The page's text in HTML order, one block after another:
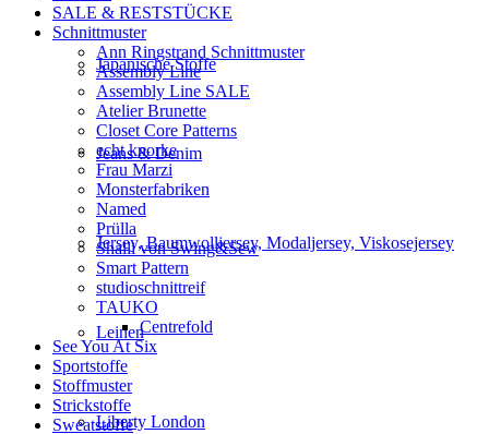
Japanische Stoffe
Jeans & Denim
Jersey, Baumwolljersey, Modaljersey, Viskosejersey
Leinen
Liberty London
SALE & RESTSTÜCKE
Schnittmuster
Ann Ringstrand Schnittmuster
Assembly Line
Assembly Line SALE
Atelier Brunette
Closet Core Patterns
echt knorke
Frau Marzi
Monsterfabriken
Named
Prülla
Shalli von Swing&Sew
Smart Pattern
studioschnittreif
TAUKO
Centrefold
See You At Six
Sportstoffe
Stoffmuster
Strickstoffe
Sweatstoffe